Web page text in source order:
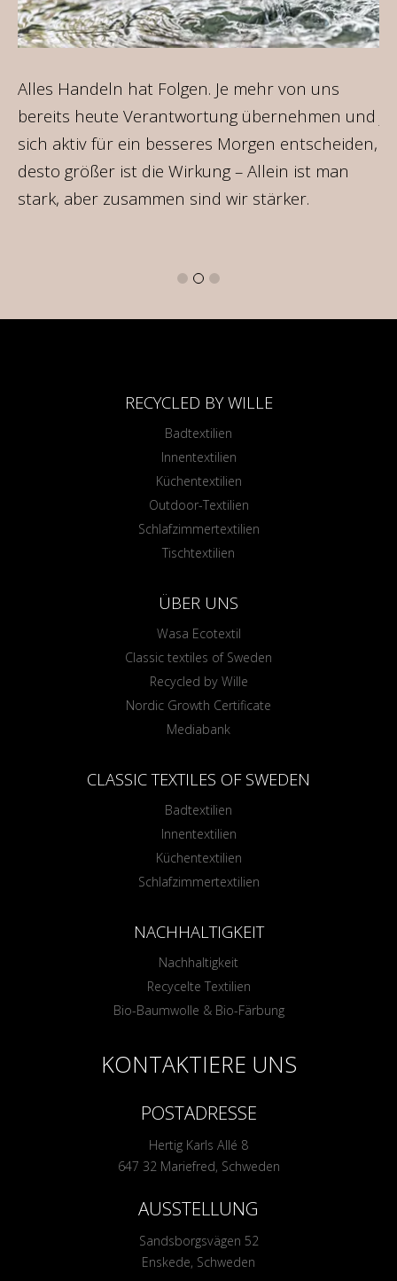
Alles Handeln hat Folgen. Je mehr von uns
bereits heute Verantwortung übernehmen und
sich aktiv für ein besseres Morgen entscheiden,
desto größer ist die Wirkung – Allein ist man
stark, aber zusammen sind wir stärker.
RECYCLED BY WILLE
Badtextilien
Innentextilien
Küchentextilien
Outdoor-Textilien
Schlafzimmertextilien
Tischtextilien
ÜBER UNS
Wasa Ecotextil
Classic textiles of Sweden
Recycled by Wille
Nordic Growth Certificate
Mediabank
CLASSIC TEXTILES OF SWEDEN
Badtextilien
Innentextilien
Küchentextilien
Schlafzimmertextilien
NACHHALTIGKEIT
Nachhaltigkeit
Recycelte Textilien
Bio-Baumwolle & Bio-Färbung
KONTAKTIERE UNS
POSTADRESSE
Hertig Karls Allé 8
647 32 Mariefred, Schweden
AUSSTELLUNG
Sandsborgsvägen 52
Enskede, Schweden